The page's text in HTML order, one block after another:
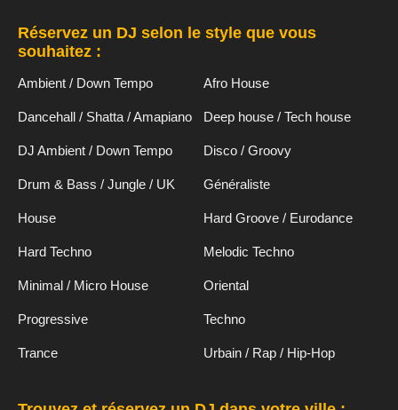
Réservez un DJ selon le style que vous
souhaitez :
Ambient / Down Tempo Afro House
Dancehall / Shatta / Amapiano Deep house / Tech house
DJ Ambient / Down Tempo Disco / Groovy
Drum & Bass / Jungle / UK Généraliste
House Hard Groove / Eurodance
Hard Techno Melodic Techno
Minimal / Micro House Oriental
Progressive Techno
Trance Urbain / Rap / Hip-Hop